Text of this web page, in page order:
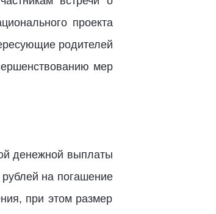
проекта
родителей
мер
денежной выплаты
на погашение
при этом размер